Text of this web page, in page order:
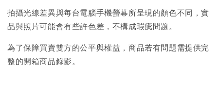
拍攝光線差異與每台電腦手機螢幕所呈現的顏色不同，實
品與照片可能會有些許色差，不構成瑕疵問題。
為了保障買賣雙方的公平與權益，商品若有問題需提供完
整的開箱商品錄影。